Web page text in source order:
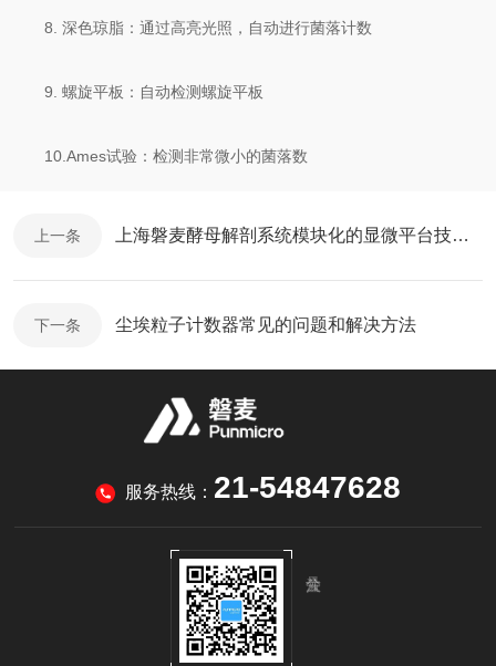
8. 深色琼脂：通过高亮光照，自动进行菌落计数
9. 螺旋平板：自动检测螺旋平板
10.Ames试验：检测非常微小的菌落数
上一条 上海磐麦酵母解剖系统模块化的显微平台技术参数介绍
下一条 尘埃粒子计数器常见的问题和解决方法
服务热线： 21-54847628